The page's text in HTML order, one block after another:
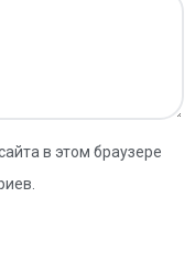
в этом браузере